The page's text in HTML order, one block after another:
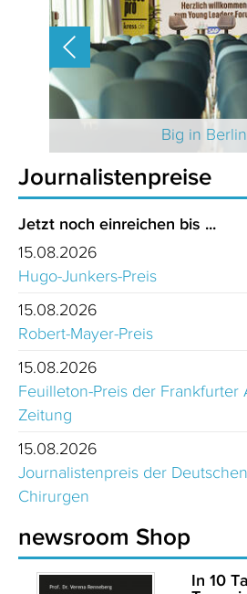
Big in Berlin
Journalistenpreise
Jetzt noch einreichen bis ...
15.08.2026
Hugo-Junkers-Preis
15.08.2026
Robert-Mayer-Preis
15.08.2026
Feuilleton-Preis der Frankfurter
Zeitung
15.08.2026
Journalistenpreis der
Chirurgen
newsroom Shop
In 10